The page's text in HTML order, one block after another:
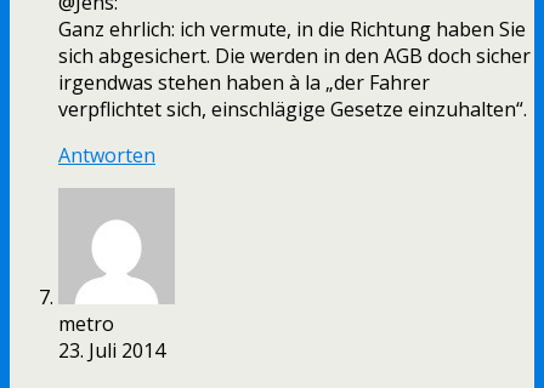
Ganz ehrlich: ich vermute, in die Richtung haben Sie
sich abgesichert. Die werden in den AGB doch sicher
irgendwas stehen haben à la „der Fahrer
verpflichtet sich, einschlägige Gesetze einzuhalten“.
Antworten
metro
23. Juli 2014